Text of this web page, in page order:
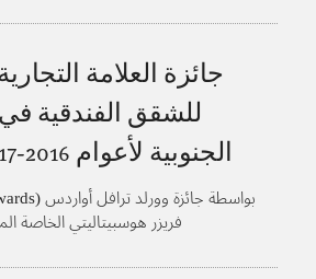
جائزة العلامة
للشقق الفندقية
الجنوبية لأعوام2016-2017 و2022
بواسطة جائزة وورلد ترافل أواردس (World Travel Awards)
فريزر هوسبيتاليتي الخاصة